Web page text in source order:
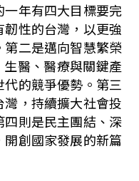
年有四大目標要完
性的台灣，以更強
二是邁向智慧繁榮
生醫、醫療與關鍵產
的競爭優勢。第三
，持續擴大社會投
則是民主團結、深
創國家發展的新篇